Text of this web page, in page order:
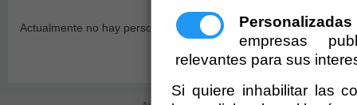
Personalizadas
empresas
relevantes para sus
Si quiere inhabilitar las
Actualmente no hay personas que formen parte de los órganos